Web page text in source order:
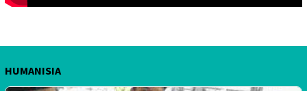
HUMANISIA